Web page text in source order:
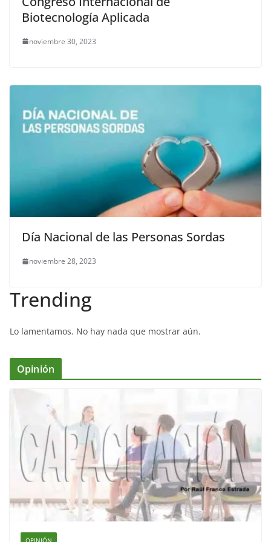
Biotecnología Aplicada
noviembre 30, 2023
Día Nacional de las Personas Sordas
noviembre 28, 2023
Trending
Lo lamentamos. No hay nada que mostrar aún.
Opinión
OPINIÓN